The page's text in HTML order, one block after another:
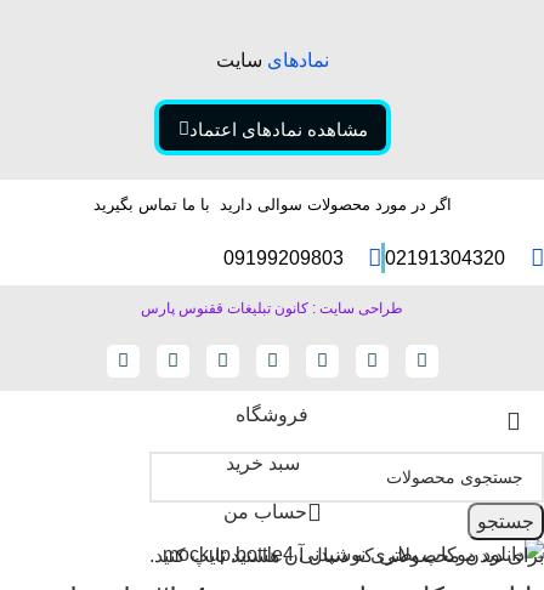
نمادهای سایت
مشاهده نمادهای اعتماد
اگر در مورد محصولات سوالی دارید با ما تماس بگیرید
02191304320
09199209803
طراحی سایت : کانون تبلیغات ققنوس پارس
جستجو
برای دیدن محصولاتی که دنبال آن هستید تایپ کنید.
فروشگاه
سبد خرید
حساب من